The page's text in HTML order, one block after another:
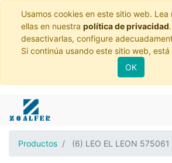
Usamos cookies en este sitio web.
ellas en nuestra política de privacidad
desactivarlas, configure
Si continúa usando este sitio web,
OK
Productos (6) LEO EL LEON 575061